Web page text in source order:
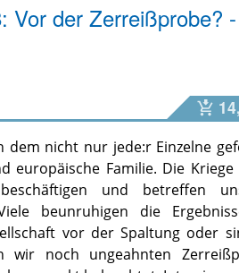
Vor der Zerreißprobe?
dem nicht nur jede:r Einzelne
europäische Familie. Die
und betreffen
beunruhigen die
vor der Spaltung oder
wir noch ungeahnten